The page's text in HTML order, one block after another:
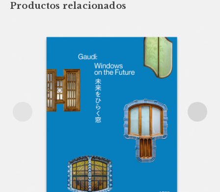
Productos relacionados